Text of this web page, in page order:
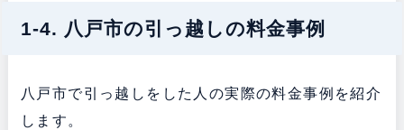
1-4. 八戸市の引っ越しの料金事例
八戸市で引っ越しをした人の実際の料金事例を紹介
します。